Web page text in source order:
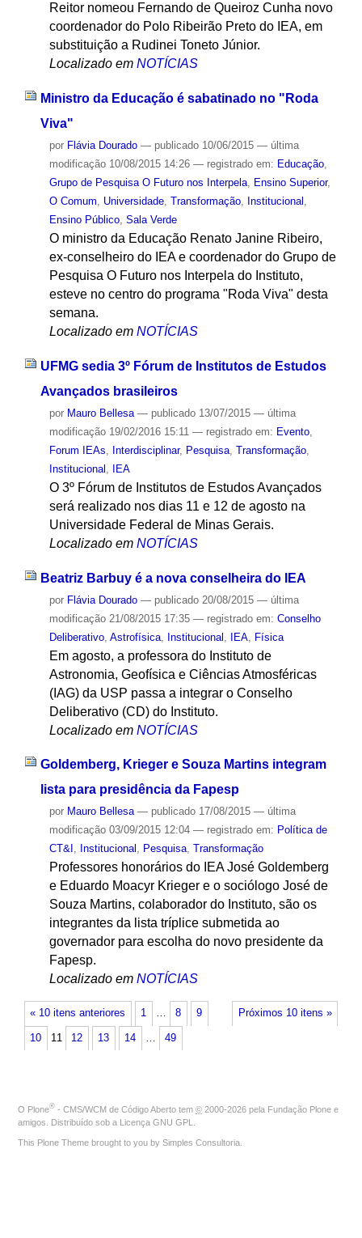
Reitor nomeou Fernando de Queiroz Cunha novo
coordenador do Polo Ribeirão Preto do IEA, em
substituição a Rudinei Toneto Júnior.
Localizado em NOTÍCIAS
Ministro da Educação é sabatinado no "Roda
Viva"
por Flávia Dourado — publicado10/06/2015 — última
modificação10/08/2015 14:26 — registrado em: Educação,
Grupo de Pesquisa O Futuro nos Interpela, Ensino Superior,
O Comum, Universidade, Transformação, Institucional ,
Ensino Público, Sala Verde
O ministro da Educação Renato Janine Ribeiro,
ex-conselheiro do IEA e coordenador do Grupo de
Pesquisa O Futuro nos Interpela do Instituto,
esteve no centro do programa "Roda Viva" desta
semana.
Localizado em NOTÍCIAS
UFMG sedia 3º Fórum de Institutos de Estudos
Avançados brasileiros
por Mauro Bellesa — publicado13/07/2015 — última
modificação19/02/2016 15:11 — registrado em: Evento,
Forum IEAs
Interdisciplinar, Pesquisa, Transformação,
Institucional
IEA
O 3º Fórum de Institutos de Estudos Avançados
será realizado nos dias 11 e 12 de agosto na
Universidade Federal de Minas Gerais.
Localizado em NOTÍCIAS
Beatriz Barbuy é a nova conselheira do IEA
por Flávia Dourado — publicado20/08/2015 — última
modificação21/08/2015 17:35 — registrado em: Conselho
Deliberativo, Astrofísica, Institucional IEA, Física
Em agosto, a professora do Instituto de
Astronomia, Geofísica e Ciências Atmosféricas
(IAG) da USP passa a integrar o Conselho
Deliberativo (CD) do Instituto.
Localizado em NOTÍCIAS
Goldemberg, Krieger e Souza Martins integram
lista para presidência da Fapesp
por Mauro Bellesa — publicado17/08/2015 — última
modificação03/09/2015 12:04 — registrado em: Política de
CT&I , Institucional , Pesquisa, Transformação
Professores honorários do IEA José Goldemberg
e Eduardo Moacyr Krieger e o sociólogo José de
Souza Martins, colaborador do Instituto, são os
integrantes da lista tríplice submetida ao
governador para escolha do novo presidente da
Fapesp.
Localizado em NOTÍCIAS
« 10 itens anteriores Próximos 10 itens »
1 … 8 9
10 11 12 13 14 … 49
O Plone® - CMS/WCM de Código Aberto tem © 2000-2026 pela Fundação Plone e
amigos. Distribuído sob a Licença GNU GPL
This Plone Theme brought to you by Simples Consultoria